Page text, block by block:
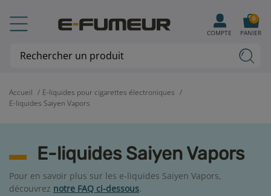
Accueil
E-liquides pour cigarettes électroniques
E-liquides Saiyen Vapors
E-liquides Saiyen Vapors
Pour en savoir plus sur les e-liquides Saiyen Vapors,
découvrez notre FAQ ci-dessous.
COMPTE PANIER
0